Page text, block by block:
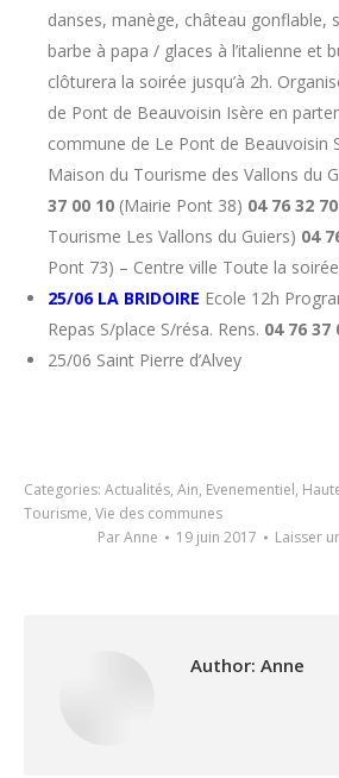
danses, manège, château gonflable,
barbe à papa / glaces à l’italienne et
clôturera la soirée jusqu’à 2h.
de Pont de Beauvoisin Isère en
commune de Le Pont de Beauvoisin
Maison du Tourisme des Vallons du
37 00 10 (Mairie Pont 38) 04 76 32
Tourisme Les Vallons du Guiers) 04
Pont 73) – Centre ville Toute la
25/06 LA BRIDOIRE Ecole 12h
Repas S/place S/résa. Rens. 04 76 37
25/06 Saint Pierre d’Alvey
Categories: Actualités, Ain, Evenementiel,
Tourisme, Vie des communes
ParAnne 19 juin 2017 Laisser
Author: Anne